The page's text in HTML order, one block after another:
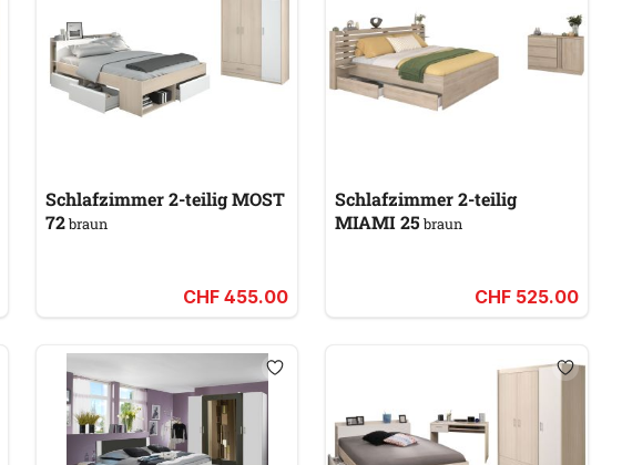
Schlafzimmer 2-teilig MOST
72braun
CHF 455.00
Schlafzimmer 2-teilig
MIAMI 25 braun
CHF 525.00